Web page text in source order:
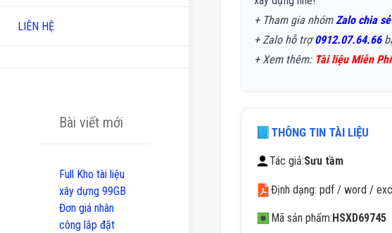
LIÊN HỆ
Bài viết mới
Full Kho tài liệu
xây dựng 99GB
Đơn giá nhân
công lắp đặt
+ Tham gia nhómZalo chia
+ Zalo hỗ trợ0912.07.64.66
+Xem thêm: Tài liệu Miễn Phí
THÔNG TIN TÀI LIỆU
Tác giả:Sưu tầm
Định dạng: pdf / word /
Mã sản phẩm: HSXD69745